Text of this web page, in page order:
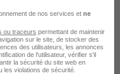
de nos services et ne
ou traceurs permettant de maintenir
sur le site, de stocker des
des utilisateurs, les annonces
de l'utilisateur, vérifier s'il
la sécurité du site web en
les violations de sécurité.